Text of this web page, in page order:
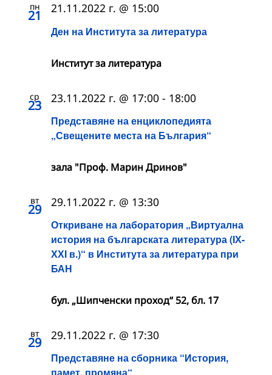
пн
21
Ден на Института за литература
21.11.2022 г. @ 15:00
Институт за литература
ср
23
Представяне на енциклопедията
„Свещените места на България“
23.11.2022 г. @ 17:00 - 18:00
зала "Проф. Марин Дринов"
вт
29
Откриване на лаборатория „Виртуална
история на българската литература (ІХ-
ХХІ в.)“ в Института за литература при
БАН
29.11.2022 г. @ 13:30
бул. „Шипченски проход“ 52, бл. 17
вт
29
Представяне на сборника “История,
29.11.2022 г. @ 17:30